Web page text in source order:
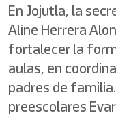
En Jojutla, la
Aline Herrera
fortalecer la
aulas, en
padres de
preescolares